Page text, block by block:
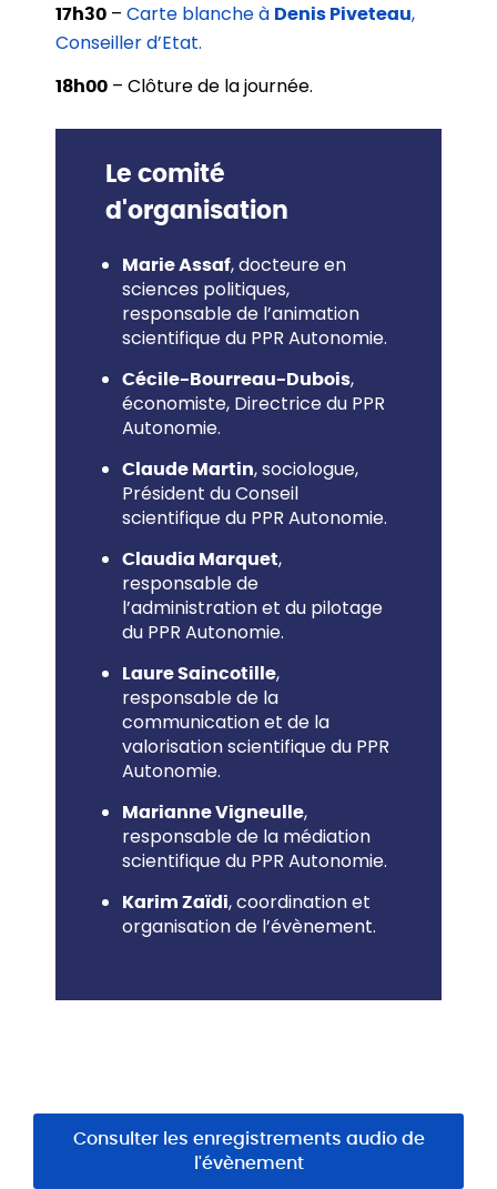
17h30 – Carte blanche à Denis Piveteau,
Conseiller d’Etat.
18h00 – Clôture de la journée.
Le comité
d'organisation
Marie Assaf, docteure en
sciences politiques,
responsable de l’animation
scientifique du PPR Autonomie.
Cécile-Bourreau-Dubois,
économiste, Directrice du PPR
Autonomie.
Claude Martin, sociologue,
Président du Conseil
scientifique du PPR Autonomie.
Claudia Marquet,
responsable de
l’administration et du pilotage
du PPR Autonomie.
Laure Saincotille,
responsable de la
communication et de la
valorisation scientifique du PPR
Autonomie.
Marianne Vigneulle,
responsable de la médiation
scientifique du PPR Autonomie.
Karim Zaïdi, coordination et
organisation de l’évènement.
Consulter les enregistrements audio de
l'évènement